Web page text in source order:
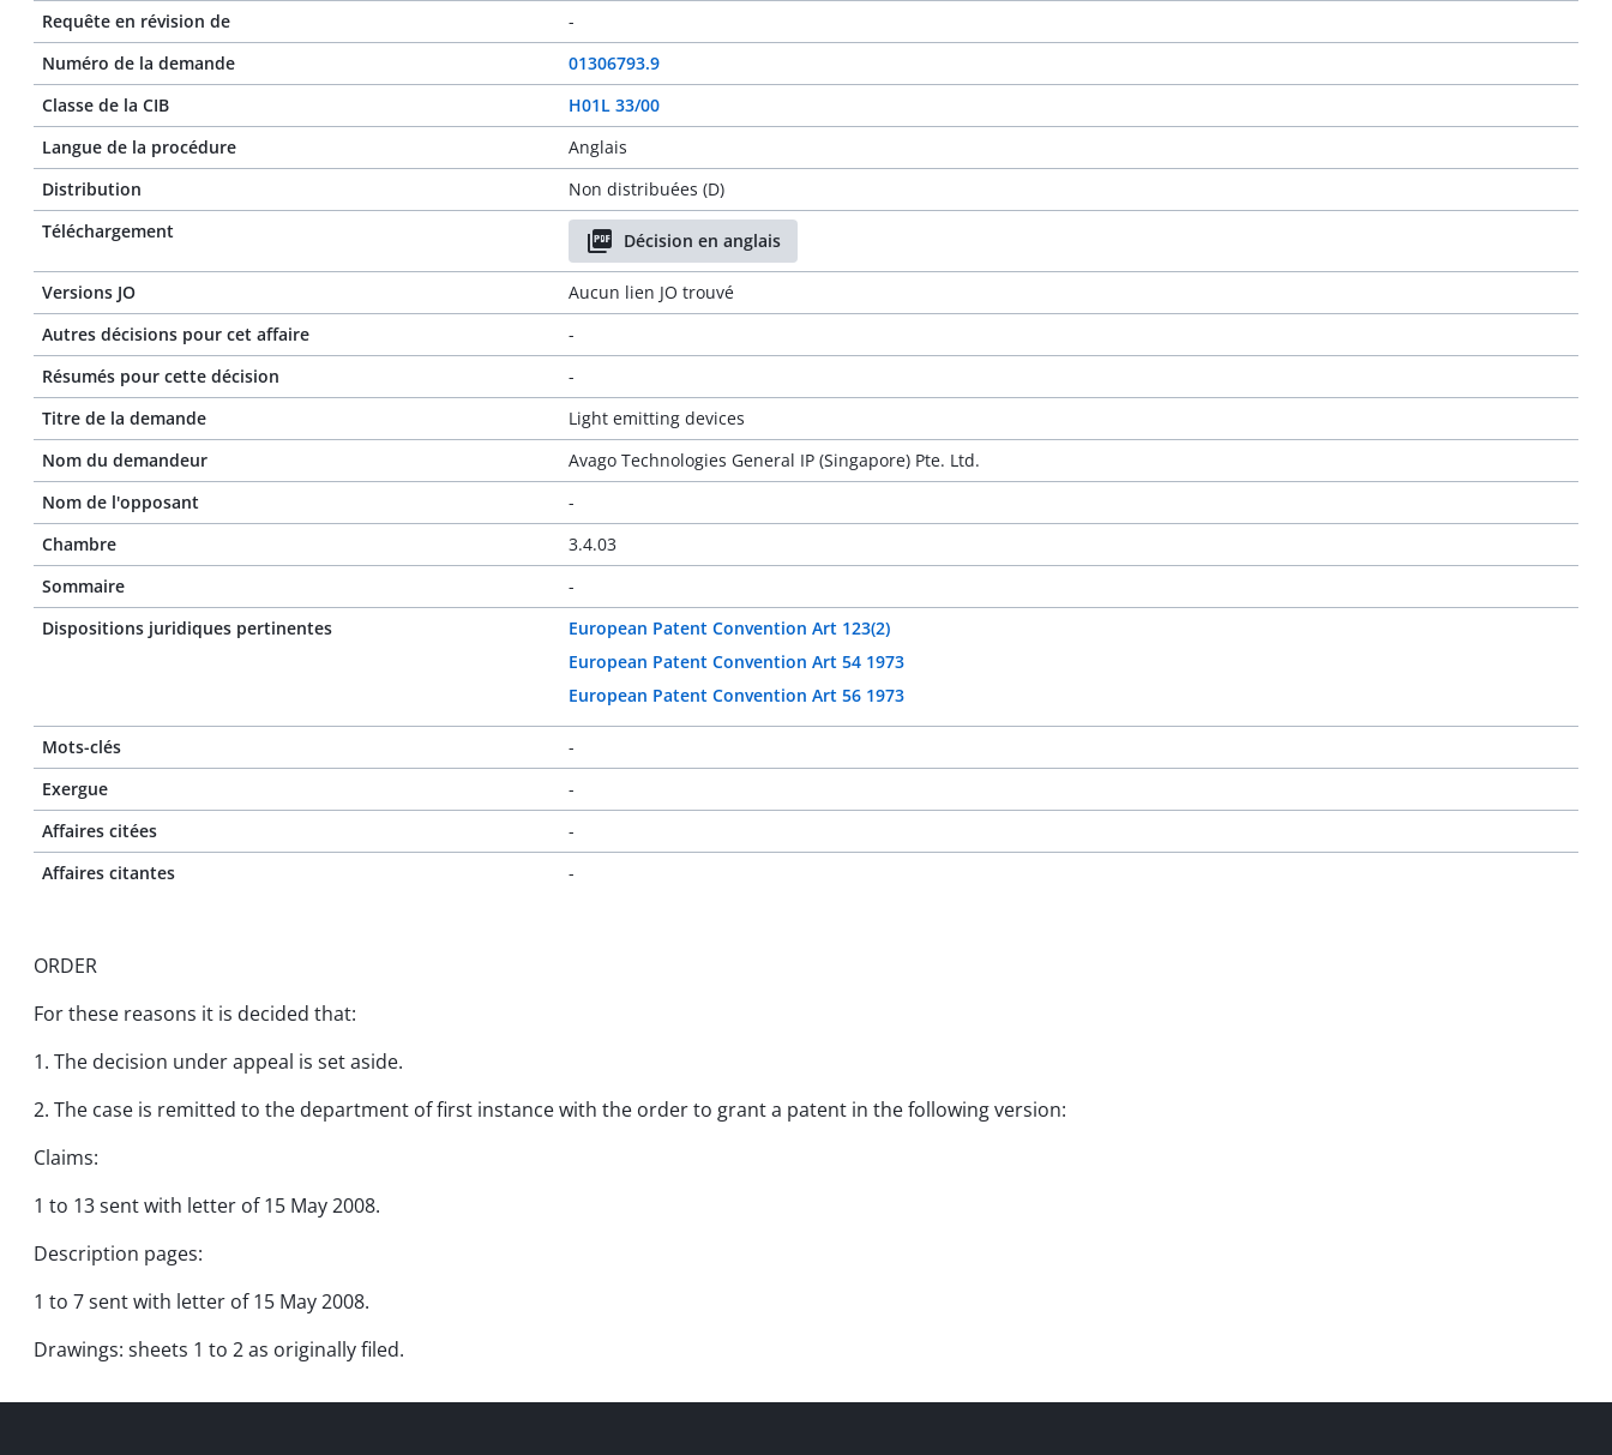
Requête en révision de
-
Numéro de la demande
01306793.9
Classe de la CIB
H01L 33/00
Langue de la procédure
Anglais
Distribution
Non distribuées (D)
Téléchargement
Décision en anglais
Versions JO
Aucun lien JO trouvé
Autres décisions pour cet affaire
-
Résumés pour cette décision
-
Titre de la demande
Light emitting devices
Nom du demandeur
Avago Technologies General IP (Singapore) Pte. Ltd.
Nom de l'opposant
-
Chambre
3.4.03
Sommaire
-
Dispositions juridiques pertinentes
European Patent Convention Art 123(2)
European Patent Convention Art 54 1973
European Patent Convention Art 56 1973
Mots-clés
-
Exergue
-
Affaires citées
-
Affaires citantes
-
ORDER
For these reasons it is decided that:
1. The decision under appeal is set aside.
2. The case is remitted to the department of first instance with the order to grant a patent in the following version:
Claims:
1 to 13 sent with letter of 15 May 2008.
Description pages:
1 to 7 sent with letter of 15 May 2008.
Drawings: sheets 1 to 2 as originally filed.